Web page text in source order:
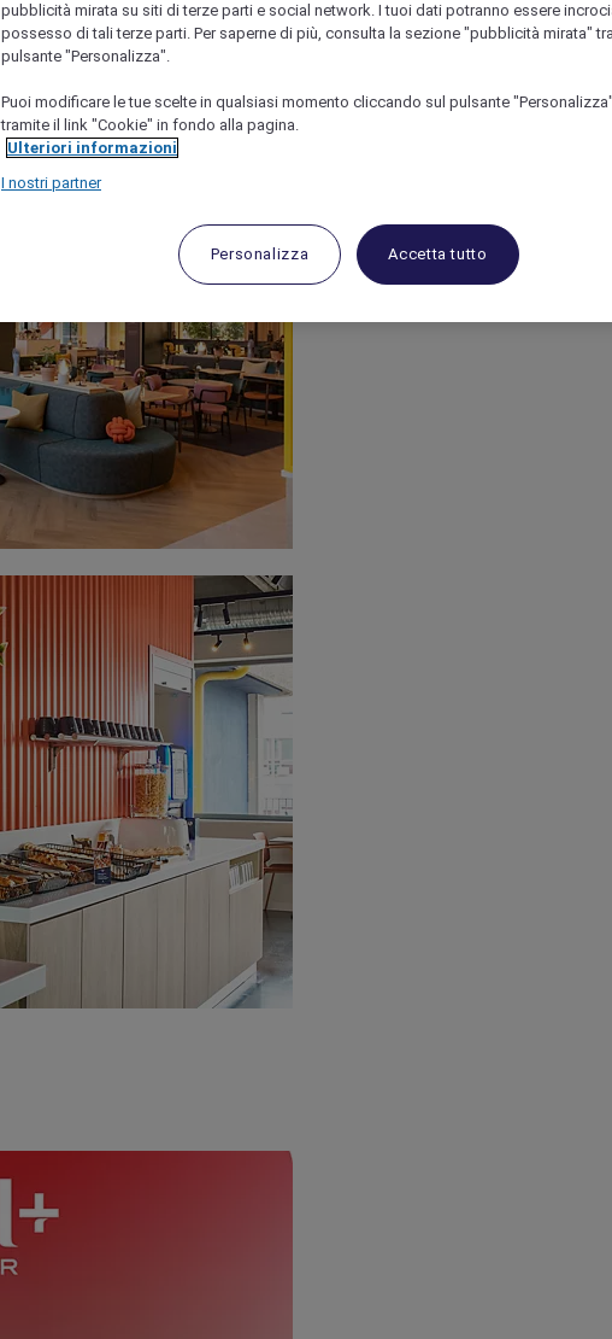
pubblicità mirata su siti di terze parti e social network. I tuoi dati potranno essere
possesso di tali terze parti. Per saperne di più, consulta la sezione "pubblicità mirata"
pulsante "Personalizza".
Puoi modificare le tue scelte in qualsiasi momento cliccando sul pulsante
tramite il link "Cookie" in fondo alla pagina.
Ulteriori informazioni
I nostri partner
Personalizza Accetta tutto